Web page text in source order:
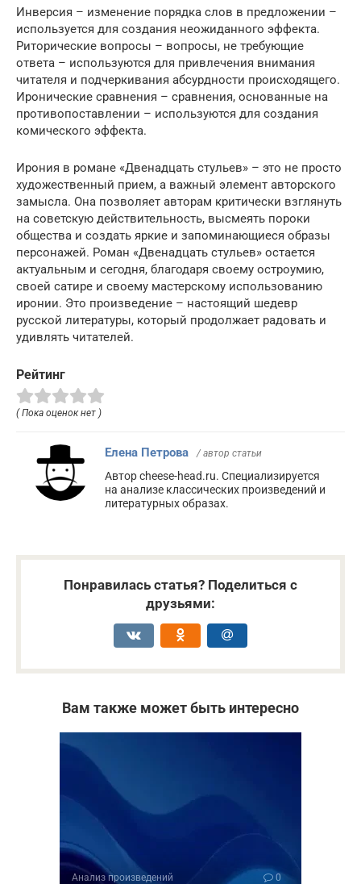
Инверсия – изменение порядка слов в предложении –
используется для создания неожиданного эффекта.
Риторические вопросы – вопросы, не требующие
ответа – используются для привлечения внимания
читателя и подчеркивания абсурдности происходящего.
Иронические сравнения – сравнения, основанные на
противопоставлении – используются для создания
комического эффекта.
Ирония в романе «Двенадцать стульев» – это не просто
художественный прием, а важный элемент авторского
замысла. Она позволяет авторам критически взглянуть
на советскую действительность, высмеять пороки
общества и создать яркие и запоминающиеся образы
персонажей. Роман «Двенадцать стульев» остается
актуальным и сегодня, благодаря своему остроумию,
своей сатире и своему мастерскому использованию
иронии. Это произведение – настоящий шедевр
русской литературы, который продолжает радовать и
удивлять читателей.
Рейтинг
( Пока оценок нет )
Елена Петрова / автор статьи
Автор cheese-head.ru. Специализируется
на анализе классических произведений и
литературных образах.
Понравилась статья? Поделиться с
друзьями:
Вам также может быть интересно
Анализ произведений 0